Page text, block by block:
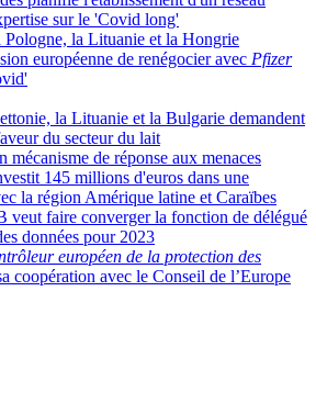
sur le 'Covid long'
Pologne, la Lituanie et la Hongrie
européenne de renégocier avec Pfizer
la Lituanie et la Bulgarie demandent
du secteur du lait
mécanisme de réponse aux menaces
145 millions d'euros dans une
la région Amérique latine et Caraïbes
veut faire converger la fonction de délégué
données pour 2023
européen de la protection des
coopération avec le Conseil de l’Europe